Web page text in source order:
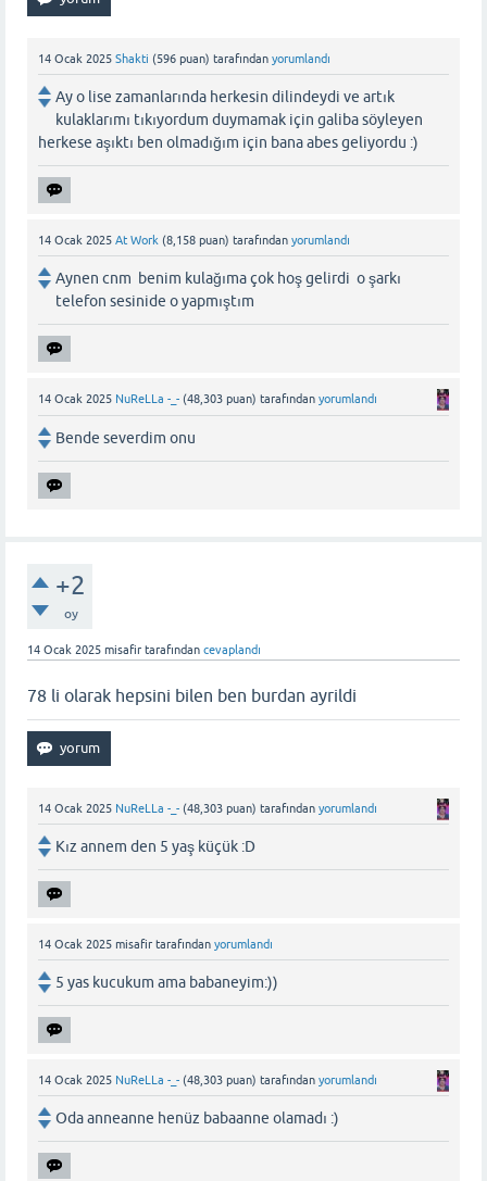
14 Ocak 2025 Shakti (596 puan) tarafından yorumlandı
Ay o lise zamanlarında herkesin dilindeydi ve artık
kulaklarımı tıkıyordum duymamak için galiba söyleyen
herkese aşıktı ben olmadığım için bana abes geliyordu :)
14 Ocak 2025 At Work (8,158 puan) tarafından yorumlandı
Aynen cnm benim kulağıma çok hoş gelirdi o şarkı
telefon sesinide o yapmıştım
14 Ocak 2025 NuReLLa -_- (48,303 puan) tarafından yorumlandı
Bende severdim onu
+2
oy
14 Ocak 2025 misafir tarafından cevaplandı
78 li olarak hepsini bilen ben burdan ayrildi
14 Ocak 2025 NuReLLa -_- (48,303 puan) tarafından yorumlandı
Kız annem den 5 yaş küçük :D
14 Ocak 2025 misafir tarafından yorumlandı
5 yas kucukum ama babaneyim:))
14 Ocak 2025 NuReLLa -_- (48,303 puan) tarafından yorumlandı
Oda anneanne henüz babaanne olamadı :)